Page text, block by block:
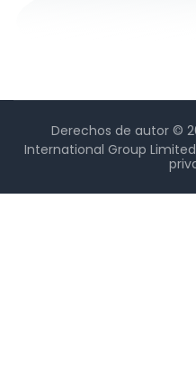
Derechos de autor ©
International Group